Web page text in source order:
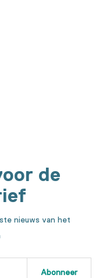
de
nieuws van het
Abonneer